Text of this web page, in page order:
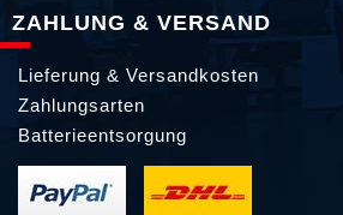
ZAHLUNG & VERSAND
Lieferung & Versandkosten
Zahlungsarten
Batterieentsorgung